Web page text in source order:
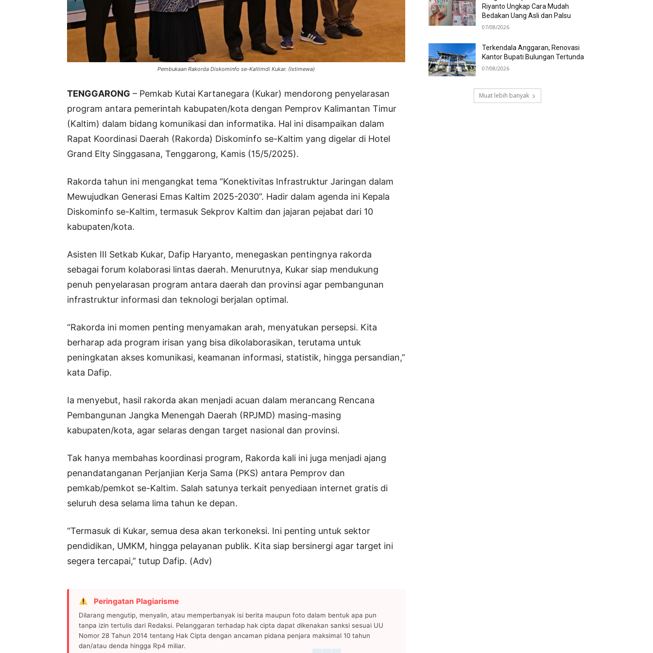
Pembukaan Rakorda Diskominfo se-Kaltimdi Kukar. (Istimewa)
TENGGARONG – Pemkab Kutai Kartanegara (Kukar) mendorong penyelarasan
program antara pemerintah kabupaten/kota dengan Pemprov Kalimantan Timur
(Kaltim) dalam bidang komunikasi dan informatika. Hal ini disampaikan dalam
Rapat Koordinasi Daerah (Rakorda) Diskominfo se-Kaltim yang digelar di Hotel
Grand Elty Singgasana, Tenggarong, Kamis (15/5/2025).
Rakorda tahun ini mengangkat tema “Konektivitas Infrastruktur Jaringan dalam
Mewujudkan Generasi Emas Kaltim 2025-2030”. Hadir dalam agenda ini Kepala
Diskominfo se-Kaltim, termasuk Sekprov Kaltim dan jajaran pejabat dari 10
kabupaten/kota.
Asisten III Setkab Kukar, Dafip Haryanto, menegaskan pentingnya rakorda
sebagai forum kolaborasi lintas daerah. Menurutnya, Kukar siap mendukung
penuh penyelarasan program antara daerah dan provinsi agar pembangunan
infrastruktur informasi dan teknologi berjalan optimal.
“Rakorda ini momen penting menyamakan arah, menyatukan persepsi. Kita
berharap ada program irisan yang bisa dikolaborasikan, terutama untuk
peningkatan akses komunikasi, keamanan informasi, statistik, hingga persandian,”
kata Dafip.
Ia menyebut, hasil rakorda akan menjadi acuan dalam merancang Rencana
Pembangunan Jangka Menengah Daerah (RPJMD) masing-masing
kabupaten/kota, agar selaras dengan target nasional dan provinsi.
Tak hanya membahas koordinasi program, Rakorda kali ini juga menjadi ajang
penandatanganan Perjanjian Kerja Sama (PKS) antara Pemprov dan
pemkab/pemkot se-Kaltim. Salah satunya terkait penyediaan internet gratis di
seluruh desa selama lima tahun ke depan.
“Termasuk di Kukar, semua desa akan terkoneksi. Ini penting untuk sektor
pendidikan, UMKM, hingga pelayanan publik. Kita siap bersinergi agar target ini
segera tercapai,” tutup Dafip. (Adv)
Peringatan Plagiarisme
Dilarang mengutip, menyalin, atau memperbanyak isi berita maupun foto dalam bentuk apa pun
tanpa izin tertulis dari Redaksi. Pelanggaran terhadap hak cipta dapat dikenakan sanksi sesuai UU
Nomor 28 Tahun 2014 tentang Hak Cipta dengan ancaman pidana penjara maksimal 10 tahun
dan/atau denda hingga Rp4 miliar.
Riyanto Ungkap Cara Mudah
Bedakan Uang Asli dan Palsu
07/08/2026
Terkendala Anggaran, Renovasi
Kantor Bupati Bulungan Tertunda
07/08/2026
Muat lebih banyak